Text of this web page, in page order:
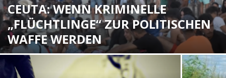
CEUTA: WENN KRIMINELLE
„FLÜCHTLINGE“ ZUR POLITISCHEN
WAFFE WERDEN